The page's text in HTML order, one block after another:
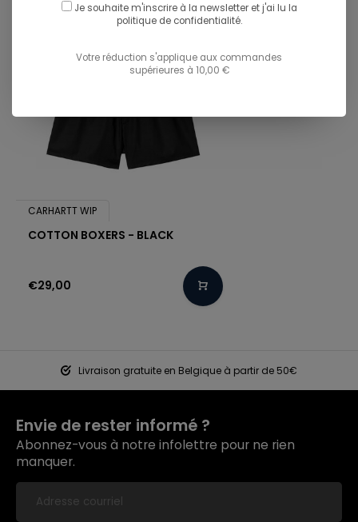
CARHARTT WIP
COTTON BOXERS - BLACK
€29,00
Livraison gratuite en Belgique à partir de 50€
Envie de rester informé ?
Abonnez-vous à notre infolettre pour ne rien
manquer.
Je souhaite m'inscrire à la newsletter et j'ai lu la
politique de confidentialité.
Votre réduction s'applique aux commandes
supérieures à 10,00 €